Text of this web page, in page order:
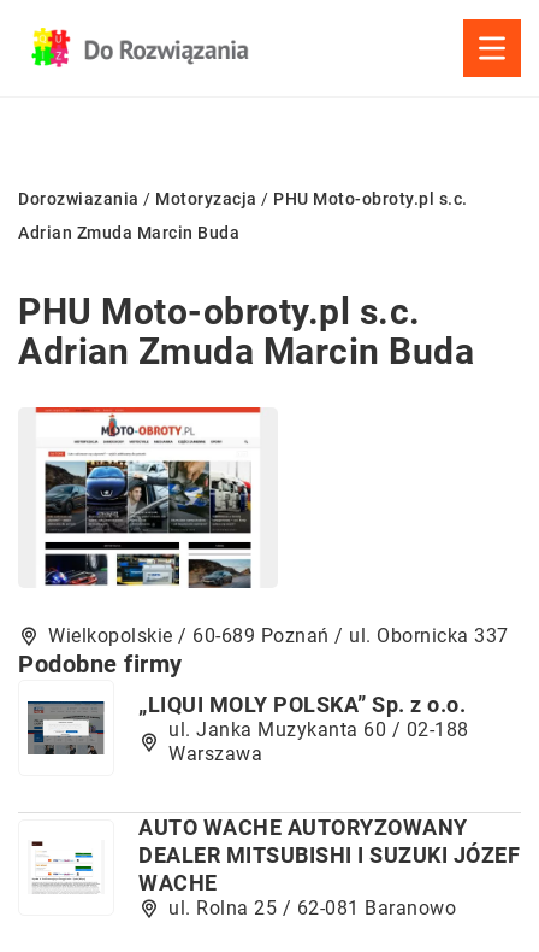
Dorozwiazania / Motoryzacja / PHU Moto-obroty.pl s.c.
Adrian Zmuda Marcin Buda
PHU Moto-obroty.pl s.c.
Adrian Zmuda Marcin Buda
Wielkopolskie / 60-689 Poznań / ul. Obornicka 337
Podobne firmy
„LIQUI MOLY POLSKA” Sp. z o.o.
ul. Janka Muzykanta 60 / 02-188
Warszawa
AUTO WACHE AUTORYZOWANY
DEALER MITSUBISHI I SUZUKI JÓZEF
WACHE
ul. Rolna 25 / 62-081 Baranowo